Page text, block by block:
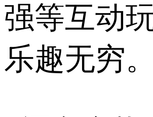
强等互动
乐趣无穷。